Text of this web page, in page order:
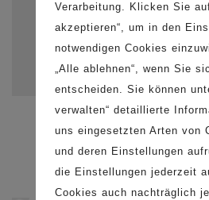
C63
E2
Bilddatenbank /
Press Kit
LEGALS
Impressum
SOCIAL
Verarbeitung. Klicken Sie
akzeptieren“, um in den
notwendigen Cookies
„Alle ablehnen“, wenn Sie
entscheiden. Sie können
verwalten“ detaillierte
uns eingesetzten Arten von
und deren Einstellungen
die Einstellungen jederzeit
Cookies auch nachträglich